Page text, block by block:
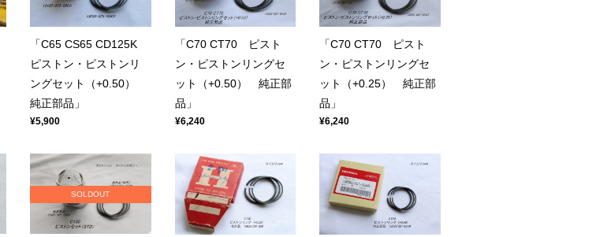
「C65 CS65 CD125K
ピストン・ピストンリ
ングセット（+0.50）
純正部品」
¥5,900
「C70 CT70 ピスト
ン・ピストンリングセ
ット（+0.50） 純正部
品」
¥6,240
「C70 CT70 ピスト
ン・ピストンリングセ
ット（+0.25） 純正部
品」
¥6,240
SOLDOUT